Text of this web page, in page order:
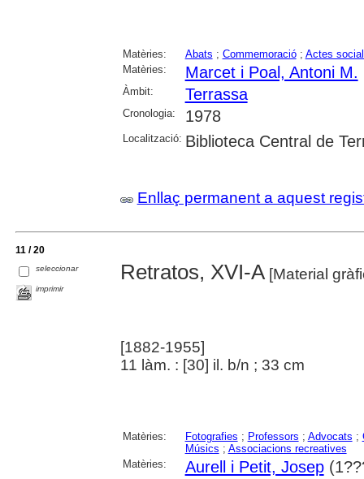
Matèries: Abats ; Commemoració; Actes
Matèries:
Marcet i Poal, Antoni M.
Àmbit: Terrassa
Cronologia: 1978
Localització: Biblioteca Central de
Enllaç permanent a aquest
11 / 20
seleccionar
imprimir
Retratos, XVI-A[Material
[1882-1955]
11 làm. : [30] il. b/n ; 33 cm
Matèries: Fotografies ; Professors ; Advocats ;
Músics ; Associacions recreatives
Matèries:
Aurell i Petit, Josep